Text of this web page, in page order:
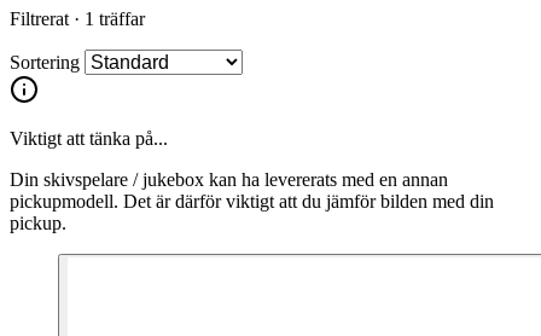
Filtrerat · 1 träffar
Sortering
Viktigt att tänka på...
Din skivspelare / jukebox kan ha levererats med en annan
pickupmodell. Det är därför viktigt att du jämför bilden med din
pickup.